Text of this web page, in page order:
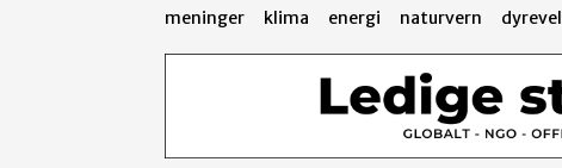
meninger klima energi naturvern